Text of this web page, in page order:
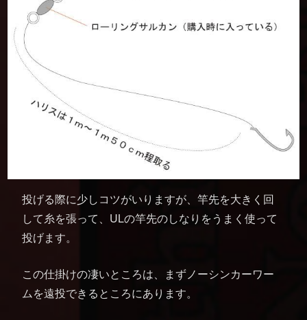
投げる際に少しコツがいりますが、竿先を大きく回
して糸を張って、ULの竿先のしなりをうまく使って
投げます。
この仕掛けの凄いところは、まずノーシンカーワー
ムを遠投できるところにあります。